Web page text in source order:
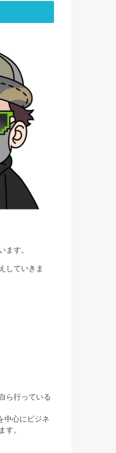
ます。
していきま
ら行っている
中心にビジネ
す。